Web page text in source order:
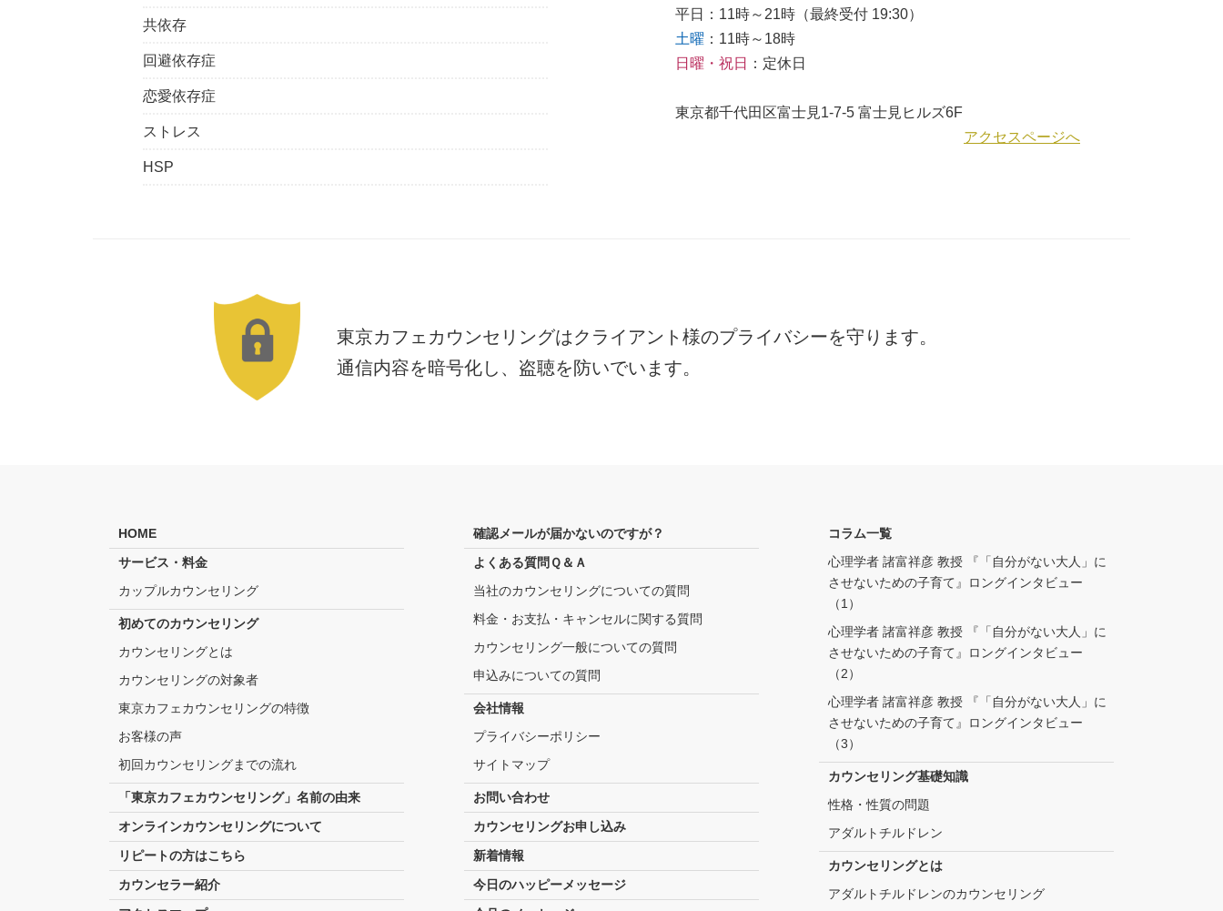
共依存
回避依存症
恋愛依存症
ストレス
HSP
平日：11時～21時（最終受付 19:30）
土曜 ：11時～18時
日曜・祝日
：定休日
東京都千代田区富士見1-7-5 富士見ヒルズ6F
アクセスページへ
東京カフェカウンセリングはクライアント様のプライバシーを守ります。
通信内容を暗号化し、盗聴を防いでいます。
HOME
サービス・料金
カップルカウンセリング
初めてのカウンセリング
カウンセリングとは
カウンセリングの対象者
東京カフェカウンセリングの特徴
お客様の声
初回カウンセリングまでの流れ
「東京カフェカウンセリング」名前の由来
オンラインカウンセリングについて
リピートの方はこちら
カウンセラー紹介
確認メールが届かないのですが？
よくある質問Ｑ＆Ａ
当社のカウンセリングについての質問
料金・お支払・キャンセルに関する質問
カウンセリング一般についての質問
申込みについての質問
会社情報
プライバシーポリシー
サイトマップ
お問い合わせ
カウンセリングお申し込み
新着情報
今日のハッピーメッセージ
コラム一覧
心理学者 諸富祥彦 教授 『「自分がない大人」に
させないための子育て』ロングインタビュー
（1）
心理学者 諸富祥彦 教授 『「自分がない大人」に
させないための子育て』ロングインタビュー
（2）
心理学者 諸富祥彦 教授 『「自分がない大人」に
させないための子育て』ロングインタビュー
（3）
カウンセリング基礎知識
性格・性質の問題
アダルトチルドレン
カウンセリングとは
アダルトチルドレンのカウンセリング